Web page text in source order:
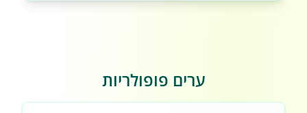
ערים פופולריות